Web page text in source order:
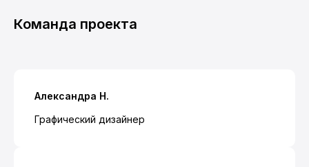
Команда проекта
Александра Н.
Графический дизайнер